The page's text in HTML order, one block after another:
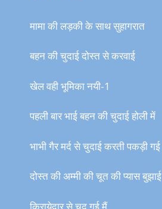
मामा की लड़की के साथ सुहागरात
बहन की चुदाई दोस्त से करवाई
खेल वही भूमिका नयी-1
पहली बार भाई बहन की चुदाई होली में
भाभी गैर मर्द से चुदाई करती पकड़ी गई
दोस्त की अम्मी की चूत की प्यास बुझाई
किरायेदार से चुद गई मैं